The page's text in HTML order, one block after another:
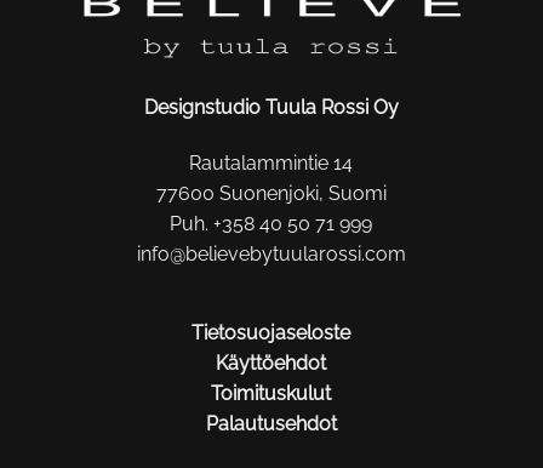
Designstudio Tuula Rossi Oy
Rautalammintie 14
77600 Suonenjoki, Suomi
Puh. +358 40 50 71 999
info@believebytuularossi.com
Tietosuojaseloste
Käyttöehdot
Toimituskulut
Palautusehdot